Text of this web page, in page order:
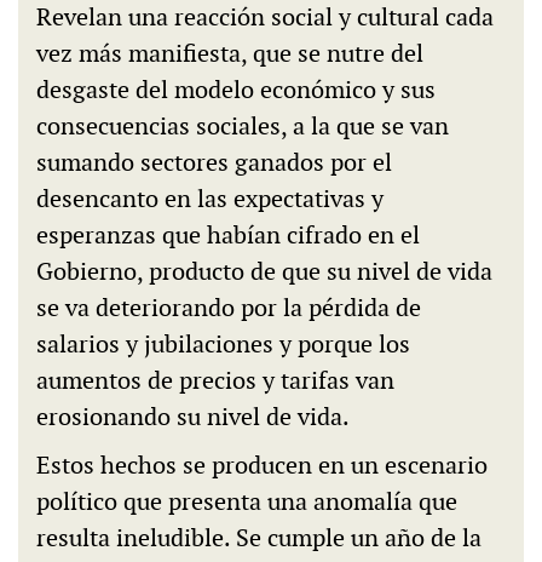
Revelan una reacción social y cultural cada
vez más manifiesta, que se nutre del
desgaste del modelo económico y sus
consecuencias sociales, a la que se van
sumando sectores ganados por el
desencanto en las expectativas y
esperanzas que habían cifrado en el
Gobierno, producto de que su nivel de vida
se va deteriorando por la pérdida de
salarios y jubilaciones y porque los
aumentos de precios y tarifas van
erosionando su nivel de vida.
Estos hechos se producen en un escenario
político que presenta una anomalía que
resulta ineludible. Se cumple un año de la